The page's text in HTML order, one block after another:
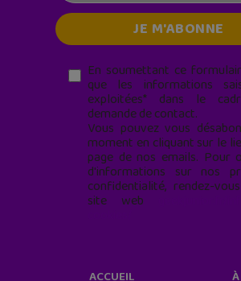
En soumettant ce
que les informations
exploitées* dans le
demande de contact.
Vous pouvez vous
moment en cliquant sur le
page de nos emails. Pour
d'informations sur nos
confidentialité, rendez-
site web
ACCUEIL